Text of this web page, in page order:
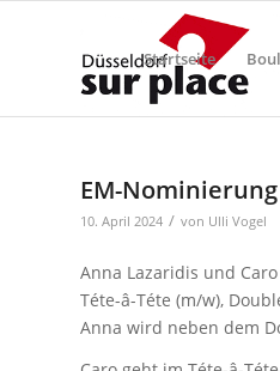
Startseite
EM-Nominierung
10. April 2024 / von Ulli Vogel
Anna Lazaridis und
Téte-â-Téte (m/w),
Anna wird neben dem